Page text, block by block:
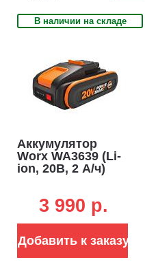
В наличии на складе
Аккумулятор
Worx WA3639 (Li-
ion, 20В, 2 А/ч)
3 990 p.
Добавить к заказу